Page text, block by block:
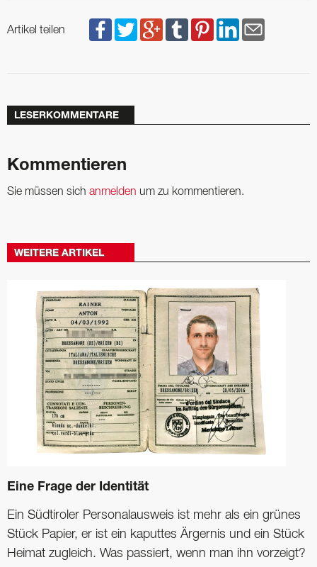
Artikel teilen
LESERKOMMENTARE
Kommentieren
Sie müssen sich anmelden um zu kommentieren.
WEITERE ARTIKEL
Eine Frage der Identität
Ein Südtiroler Personalausweis ist mehr als ein grünes
Stück Papier, er ist ein kaputtes Ärgernis und ein Stück
Heimat zugleich. Was passiert, wenn man ihn vorzeigt?